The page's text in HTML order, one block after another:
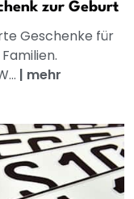
zur Geburt
Geschenke für
| mehr